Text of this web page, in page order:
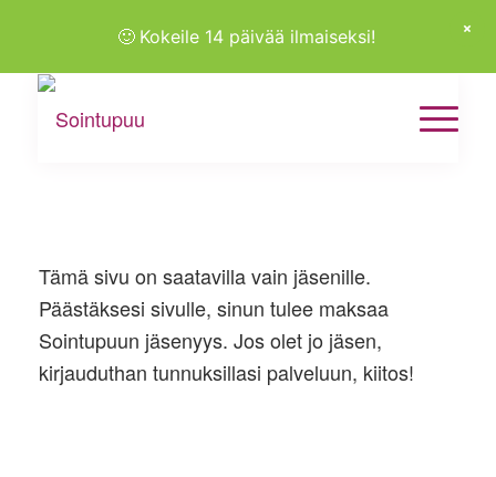
Tämä sivu on saatavilla vain jäsenille.
Päästäksesi sivulle, sinun tulee maksaa
Sointupuun jäsenyys. Jos olet jo jäsen,
kirjauduthan tunnuksillasi palveluun, kiitos!
🙂 Kokeile 14 päivää ilmaiseksi!